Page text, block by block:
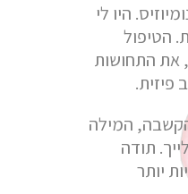
היו לי
הטיפול
את התחושות
פיזית.
המילה
תודה
יותר